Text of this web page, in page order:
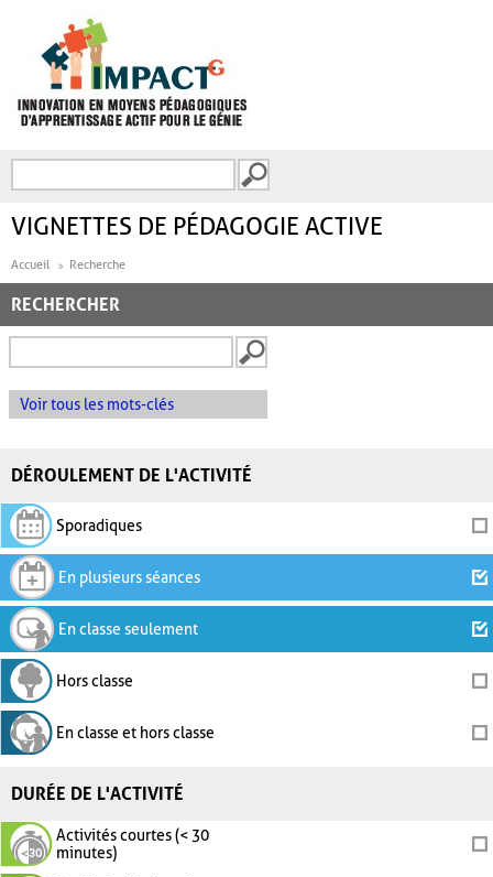
FORMULAIRE DE
VIGNETTES DE PÉDAGOGIE ACTIVE
Accueil Recherche
RECHERCHER
Voir tous les mots-clés
DÉROULEMENT DE L'ACTIVITÉ
Sporadiques
En plusieurs séances
En classe seulement
Hors classe
En classe et hors classe
DURÉE DE L'ACTIVITÉ
Activités courtes (< 30
minutes)